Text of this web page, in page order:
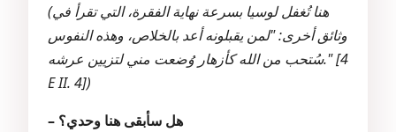
(هنا تُغفل لوسيا بسرعة نهاية الفقرة، التي تقرأ في
وثائق أخرى: "لمن يقبلونه أعد بالخلاص، وهذه النفوس
سُتحب من الله كأزهار وُضعت مني لتزيين عرشه." [4
E II. 4])
– هل سأبقى هنا وحدي؟